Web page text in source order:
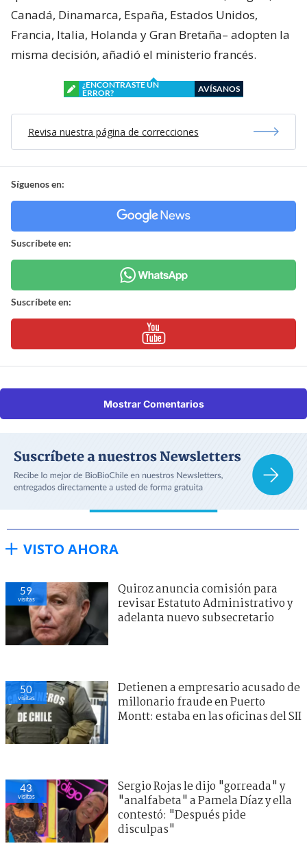
Canadá, Dinamarca, España, Estados Unidos,
Francia, Italia, Holanda y Gran Bretaña– adopten la
misma decisión, añadió el ministerio francés.
¿ENCONTRASTE UN
ERROR?
AVÍSANOS
Revisa nuestra página de correcciones
Síguenos en:
Suscríbete en:
Suscríbete en:
Mostrar Comentarios
VISTO AHORA
59
visitas
Quiroz anuncia comisión para
revisar Estatuto Administrativo y
adelanta nuevo subsecretario
50
visitas
Detienen a empresario acusado de
millonario fraude en Puerto
Montt: estaba en las oficinas del SII
43
visitas
Sergio Rojas le dijo "gorreada" y
"analfabeta" a Pamela Díaz y ella
contestó: "Después pide
disculpas"